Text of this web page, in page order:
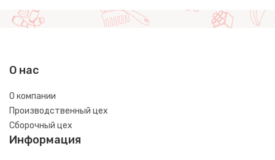
О нас
О компании
Производственный цех
Сборочный цех
Информация